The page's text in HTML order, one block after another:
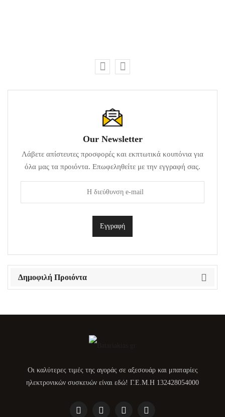
Our Newsletter
Λάβετε απίστευτες προσφορές και εκπτωτικά κουπόνια για
όλα μας τα προιόντα. Επωφεληθείτε με την εγγραφή σας.
Δημοφιλή Προιόντα
Οι καλύτερες τιμές της αγοράς σε αξεσουάρ και μπαταρίες
ηλεκτρονικών συσκευών είναι εδώ! Γ.Ε.Μ.Η 132428054000